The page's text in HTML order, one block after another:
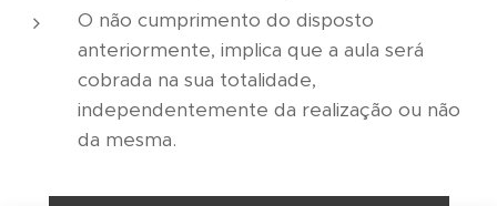
O não cumprimento do disposto
anteriormente, implica que a aula será
cobrada na sua totalidade,
independentemente da realização ou não
da mesma.